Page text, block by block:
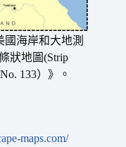
國海岸和大地測
狀地圖(Strip
133）》。
maps.com/